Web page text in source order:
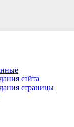
сайта
страницы